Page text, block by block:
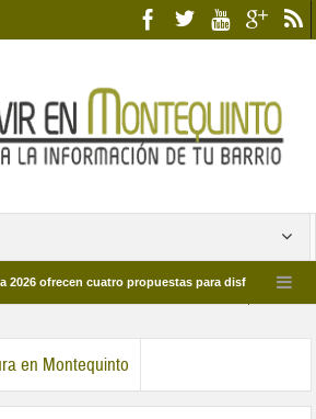
cuatro propuestas para disfrutar del deporte
en Montequinto